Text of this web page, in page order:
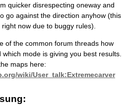
quicker disrespecting oneway and
go against the direction anyhow (this
now due to buggy rules).
of the common forum threads how
mode is giving you best results.
maps here:
wiki/User_talk:Extremecarver